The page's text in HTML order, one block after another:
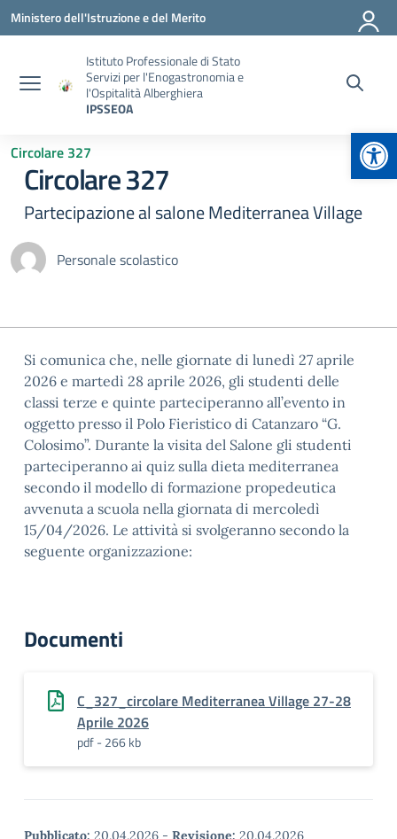
Vai ai contenuti
Vai al menu di navigazione
Vai al footer
Ministero dell'Istruzione e del Merito
Istituto Professionale di Stato
Servizi per l'Enogastronomia e
l'Ospitalità Alberghiera
IPSSEOA
Circolare 327
Circolare 327
Partecipazione al salone Mediterranea Village
Personale scolastico
Si comunica che, nelle giornate di lunedì 27 aprile
2026 e martedì 28 aprile 2026, gli studenti delle
classi terze e quinte parteciperanno all’evento in
oggetto presso il Polo Fieristico di Catanzaro “G.
Colosimo”. Durante la visita del Salone gli studenti
parteciperanno ai quiz sulla dieta mediterranea
secondo il modello di formazione propedeutica
avvenuta a scuola nella giornata di mercoledì
15/04/2026. Le attività si svolgeranno secondo la
seguente organizzazione:
Documenti
C_327_circolare Mediterranea Village 27-28
Aprile 2026
pdf - 266 kb
Pubblicato: 20.04.2026 - Revisione: 20.04.2026